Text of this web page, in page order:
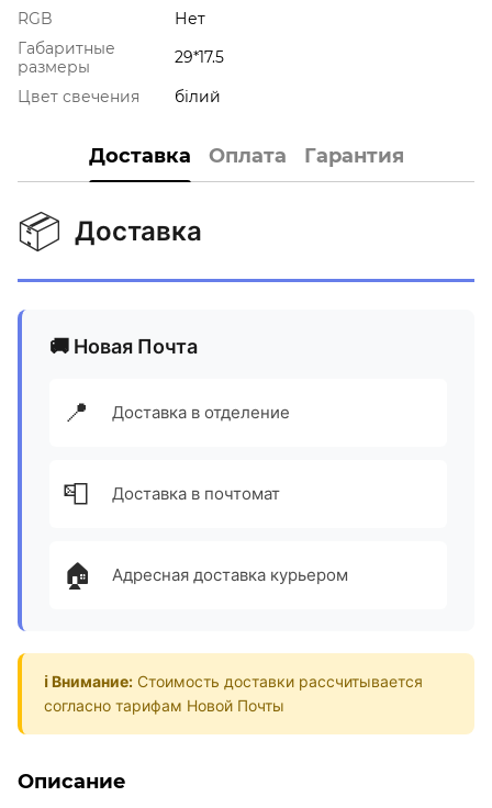
RGB
Нет
Габаритные
размеры
29*17.5
Цвет свечения
білий
Доставка Оплата Гарантия
📦 Доставка
🚚 Новая Почта
📍 Доставка в отделение
📮 Доставка в почтомат
🏠 Адресная доставка курьером
ℹ️ Внимание: Стоимость доставки рассчитывается
согласно тарифам Новой Почты
Описание